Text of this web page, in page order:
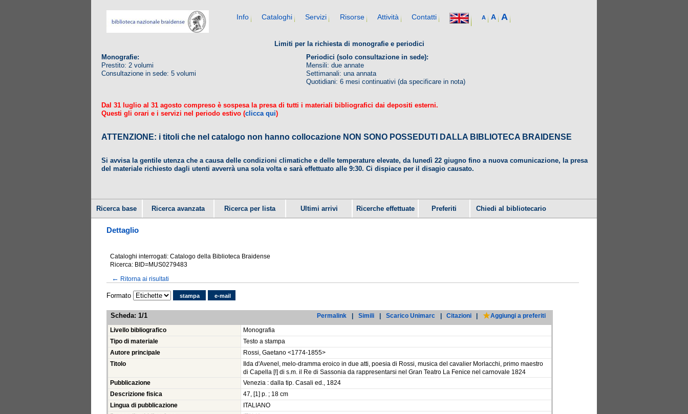
Info Cataloghi Servizi Risorse Attività Contatti A A A
Limiti per la richiesta di monografie e periodici
Monografie:
Periodici (solo consultazione in sede):
Prestito: 2 volumi
Mensili: due annate
Consultazione in sede: 5 volumi
Settimanali: una annata
Quotidiani: 6 mesi continuativi (da specificare in nota)
Dal 31 luglio al 31 agosto compreso è sospesa la presa di tutti i materiali bibliografici dai depositi esterni.
Questi gli orari e i servizi nel periodo estivo (clicca qui)
ATTENZIONE: i titoli che nel catalogo non hanno collocazione NON SONO POSSEDUTI DALLA BIBLIOTECA BRAIDENSE
Si avvisa la gentile utenza che a causa delle condizioni climatiche e delle temperature elevate, da lunedì 22 giugno fino a nuova comunicazione, la presa
del materiale richiesto dagli utenti avverrà una sola volta e sarà effettuato alle 9:30. Ci dispiace per il disagio causato.
Ricerca base Ricerca avanzata Ricerca per lista Ultimi arrivi Ricerche effettuate Preferiti Chiedi al bibliotecario
Dettaglio
Cataloghi interrogati: Catalogo della Biblioteca Braidense
Ricerca: BID=MUS0279483
← Ritorna ai risultati
Formato stampa e-mail
Scheda: 1/1 Permalink Simili Scarico Unimarc Citazioni Aggiungi a preferiti
Livello bibliografico
Monografia
Tipo di materiale
Testo a stampa
Autore principale
Rossi, Gaetano <1774-1855>
Titolo
Ilda d'Avenel, melo-dramma eroico in due atti, poesia di Rossi, musica del cavalier Morlacchi, primo maestro
di Capella [!] di s.m. il Re di Sassonia da rappresentarsi nel Gran Teatro La Fenice nel carnovale 1824
Pubblicazione
Venezia : dalla tip. Casali ed., 1824
Descrizione fisica
47, [1] p. ; 18 cm
Lingua di pubblicazione
ITALIANO